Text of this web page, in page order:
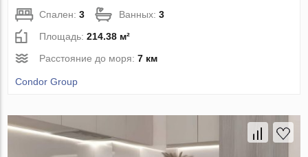
Спален:3 Ванных:3
Площадь:214.38 м²
Расстояние до моря:7 км
Condor Group